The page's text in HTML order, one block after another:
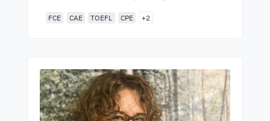
FCE CAE TOEFL CPE +2